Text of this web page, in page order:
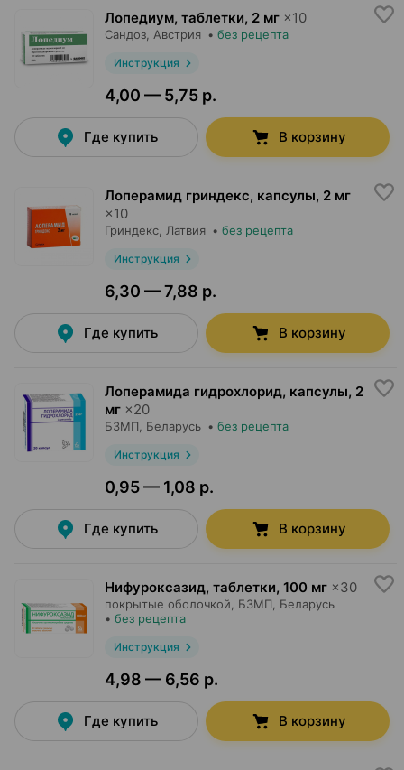
Лопедиум, таблетки, 2 мг ×10
Сандоз , Австрия • без рецепта
Инструкция
4,00 — 5,75 р.
Где купить В корзину
Лоперамид гриндекс, капсулы, 2 мг
×10
Гриндекс , Латвия • без рецепта
Инструкция
6,30 — 7,88 р.
Где купить В корзину
Лоперамида гидрохлорид, капсулы, 2
мг ×20
БЗМП , Беларусь • без рецепта
Инструкция
0,95 — 1,08 р.
Где купить В корзину
Нифуроксазид, таблетки, 100 мг ×30
покрытые оболочкой, БЗМП , Беларусь
• без рецепта
Инструкция
4,98 — 6,56 р.
Где купить В корзину